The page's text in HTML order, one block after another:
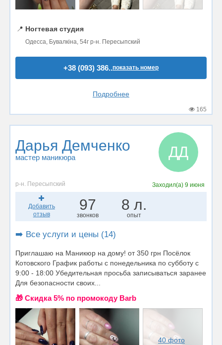
📍 Ногтевая студия
Одесса, Бувалкіна, 54г р-н. Пересыпский
+38 (093) 386..показать номер
Подробнее
165
Дарья Демченко
мастер маникюра ДД
р-н. Пересыпский Заходил(а)9 июня
Добавить
отзыв
97
звонков
8 л.
опыт
➡️ Все услуги и цены (14)
Приглашаю на Маникюр на дому! от 350 грн Посёлок
Котовского График работы с понедельника по субботу с
9:00 - 18:00 Убедительная просьба записываться заранее
Для безопасности своих...
🎁 Cкидка 5% по промокоду Barb
40 фото